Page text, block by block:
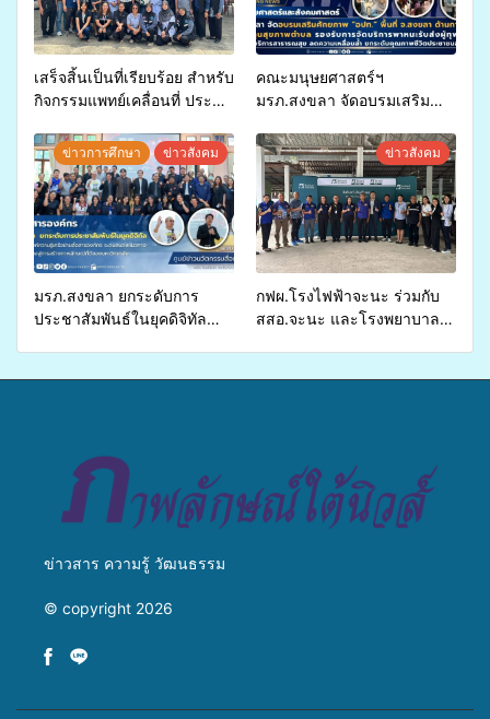
เสร็จสิ้นเป็นที่เรียบร้อย สำหรับ
กิจกรรมแพทย์เคลื่อนที่ ประจำ
สุขภาพแก่ประชาชนในพื้นที่
อำเภอจะนะ
คณะมนุษยศาสตร์ฯ
มรภ.สงขลา จัดอบรมเสริม
จ่ายงบกองทุนสุขภาพตำบล
รองรับการจัดบริการพาหนะรับ
ส่งผู้ทุพพลภาพเพื่อเข้ารับ
บริการสาธารณสุข ลดความ
เหลื่อมล้ำ ยกระดับคุณภาพ
ชีวิตประชาชนอย่างยั่งยืน
ข่าวการศึกษา ข่าวสังคม
มรภ.สงขลา ยกระดับการ
ประชาสัมพันธ์ในยุคดิจิทัล
ข่าวสังคม
กฟผ.โรงไฟฟ้าจะนะ ร่วมกับ
สสอ.จะนะ และโรงพยาบาล
ข่าวสาร ความรู้ วัฒนธรรม
© copyright 2026